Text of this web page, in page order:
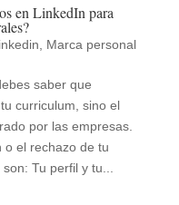
en LinkedIn para
Marca personal
saber que
curriculum, sino el
por las empresas.
o el rechazo de tu
Tu perfil y tu...